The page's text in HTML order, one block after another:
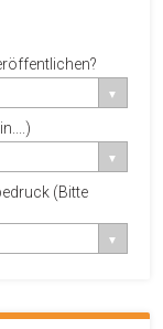
(Bitte